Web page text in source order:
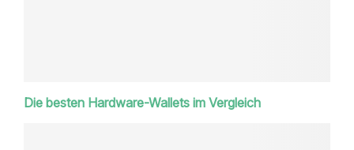
Die besten Hardware-Wallets im Vergleich